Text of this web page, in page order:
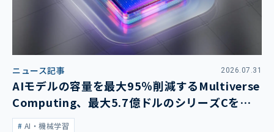
ニュース記事 2026.07.31
AIモデルの容量を最大95％削減するMultiverse
Computing、最大5.7億ドルのシリーズCを発
表AI・機械学習